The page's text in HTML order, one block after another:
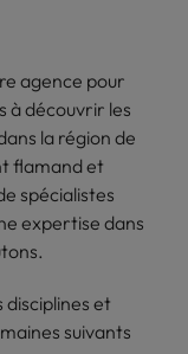
agence pour
à découvrir les
la région de
flamand et
spécialistes
expertise dans
disciplines et
suivants